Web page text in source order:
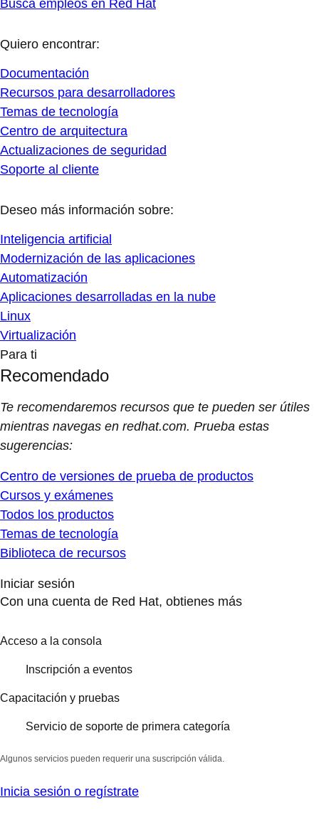
Busca empleos en Red Hat
Quiero encontrar:
Documentación
Recursos para desarrolladores
Temas de tecnología
Centro de arquitectura
Actualizaciones de seguridad
Soporte al cliente
Deseo más información sobre:
Inteligencia artificial
Modernización de las aplicaciones
Automatización
Aplicaciones desarrolladas en la nube
Linux
Virtualización
Para ti
Recomendado
Te recomendaremos recursos que te pueden ser útiles
mientras navegas en redhat.com. Prueba estas
sugerencias:
Centro de versiones de prueba de productos
Cursos y exámenes
Todos los productos
Temas de tecnología
Biblioteca de recursos
Iniciar sesión
Con una cuenta de Red Hat, obtienes más
Acceso a la consola
Inscripción a eventos
Capacitación y pruebas
Servicio de soporte de primera categoría
Algunos servicios pueden requerir una suscripción válida.
Inicia sesión o regístrate